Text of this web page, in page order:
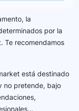
la
por la
Te recomendamos
está destinado
no pretende, bajo